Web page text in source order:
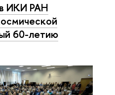
ИКИ РАН
60-летию